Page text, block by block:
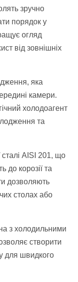
зручно
порядок у
огляд
від зовнішніх
яка
камери.
холодоагент
та
сталі AISI 201, що
до корозії та
дозволяють
столах або
з холодильними
створити
для швидкого